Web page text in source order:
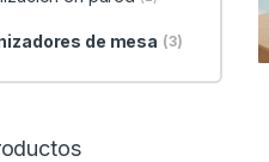
de mesa (3)